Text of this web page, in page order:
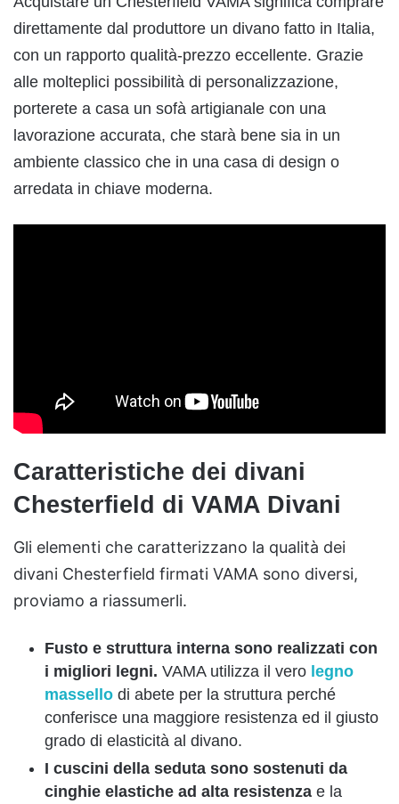
direttamente dal produttore un divano fatto in Italia,
con un rapporto qualità-prezzo eccellente. Grazie
alle molteplici possibilità di personalizzazione,
porterete a casa un sofà artigianale con una
lavorazione accurata, che starà bene sia in un
ambiente classico che in una casa di design o
arredata in chiave moderna.
Caratteristiche dei divani
Chesterfield di VAMA Divani
Gli elementi che caratterizzano la qualità dei
divani Chesterfield firmati VAMA sono diversi,
proviamo a riassumerli.
Fusto e struttura interna sono realizzati con
i migliori legni. VAMA utilizza il vero legno
massello di abete per la struttura perché
conferisce una maggiore resistenza ed il giusto
grado di elasticità al divano.
I cuscini della seduta sono sostenuti da
cinghie elastiche ad alta resistenza e la